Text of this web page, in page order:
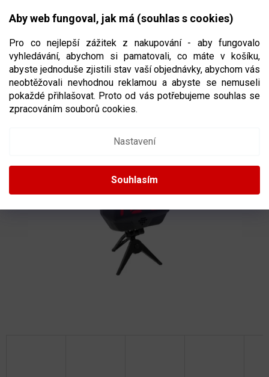
Aby web fungoval, jak má (souhlas s cookies)
Pro co nejlepší zážitek z nakupování - aby fungovalo
vyhledávání, abychom si pamatovali, co máte v košíku,
abyste jednoduše zjistili stav vaší objednávky, abychom vás
neobtěžovali nevhodnou reklamou a abyste se nemuseli
pokaždé přihlašovat. Proto od vás potřebujeme souhlas se
zpracováním souborů cookies.
Nastavení
Souhlasím
CZK
NÁKUPNÍ
HOKEJOVÝ RADAR EXTREME 2.0
89811/97546